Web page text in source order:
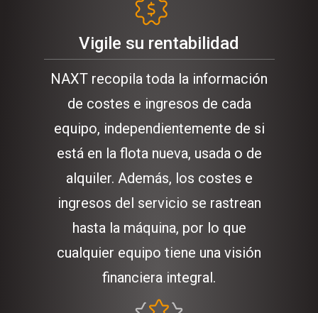
Vigile su rentabilidad
NAXT recopila toda la información
de costes e ingresos de cada
equipo, independientemente de si
está en la flota nueva, usada o de
alquiler. Además, los costes e
ingresos del servicio se rastrean
hasta la máquina, por lo que
cualquier equipo tiene una visión
financiera integral.